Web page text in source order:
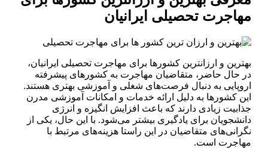
مهاجرت تحصیلی ایرانیان
بهترین و ارزانترین کشورها برای مهاجرت تحصیلی ایرانیان،
در حال حاضر، متقاضیان مهاجرت به کشورهای پیشرفته
اروپایی به دنبال فرصت‌های شغلی و آموزشی بهتری هستند.
این کشورها به دلیل ارائه خدمات و امکانات آموزشی مدرن
جذابیت زیادی دارند که باعث افزایش انگیزه و انرژی
دانشجویان برای یادگیری بیشتر می‌شود. با این حال، یکی از
نگرانی‌های متقاضیان در این راستا هزینه‌های مرتبط با
مهاجرت است.